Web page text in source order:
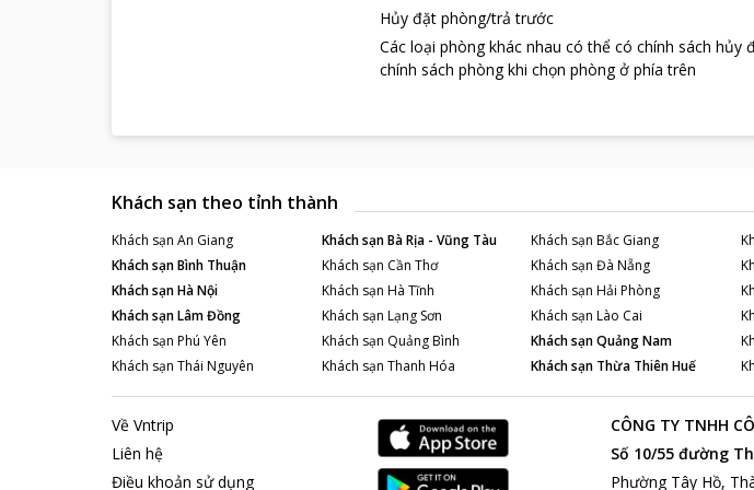
Hủy đặt phòng/trả trước
Các loại phòng khác nhau có thể có chính sách
chính sách phòng khi chọn phòng ở phía trên
Khách sạn theo tỉnh thành
Khách sạn An Giang Khách sạnBà Rịa - Vũng Tàu Khách sạn Bắc Giang
Khách sạnBình Thuận Khách sạn Cần Thơ Khách sạn Đà Nẵng
Khách sạnHà Nội Khách sạn Hà Tĩnh Khách sạn Hải Phòng
Khách sạnLâm Đồng Khách sạn Lạng Sơn Khách sạn Lào Cai
Khách sạn Phú Yên Khách sạn Quảng Bình Khách sạnQuảng Nam
Khách sạn Thái Nguyên Khách sạn Thanh Hóa Khách sạn Thừa Thiên Huế
Về Vntrip
Liên hệ
Điều khoản sử dụng
CÔNG TY TNHH
Số 10/55 đường
Phường Tây Hồ,